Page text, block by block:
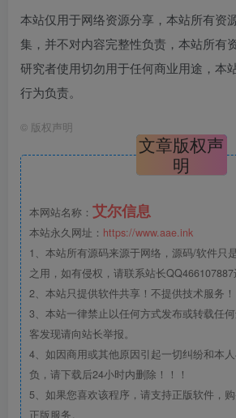
本站仅用于网络资源分享，本站所有资
集，并不对内容完整性负责，本站所有
研究者使用切勿用于任何商业用途，本
行为负责。
© 版权声明
文章版权声
明
本网站名称： 艾尔信息
本站永久网址： https://www.aae.ink
1、本站所有源码来源于网络，源码/软件只
之用，如有侵权，请联系站长QQ466107887
2、本站只提供软件共享！不提供技术服务！
3、本站一律禁止以任何方式发布或转载任
客发现请向站长举报。
4、如因商用或其他原因引起一切纠纷和本
负，请下载后24小时内删除！！！
5、如果您喜欢该程序，请支持正版软件，
正版服务。